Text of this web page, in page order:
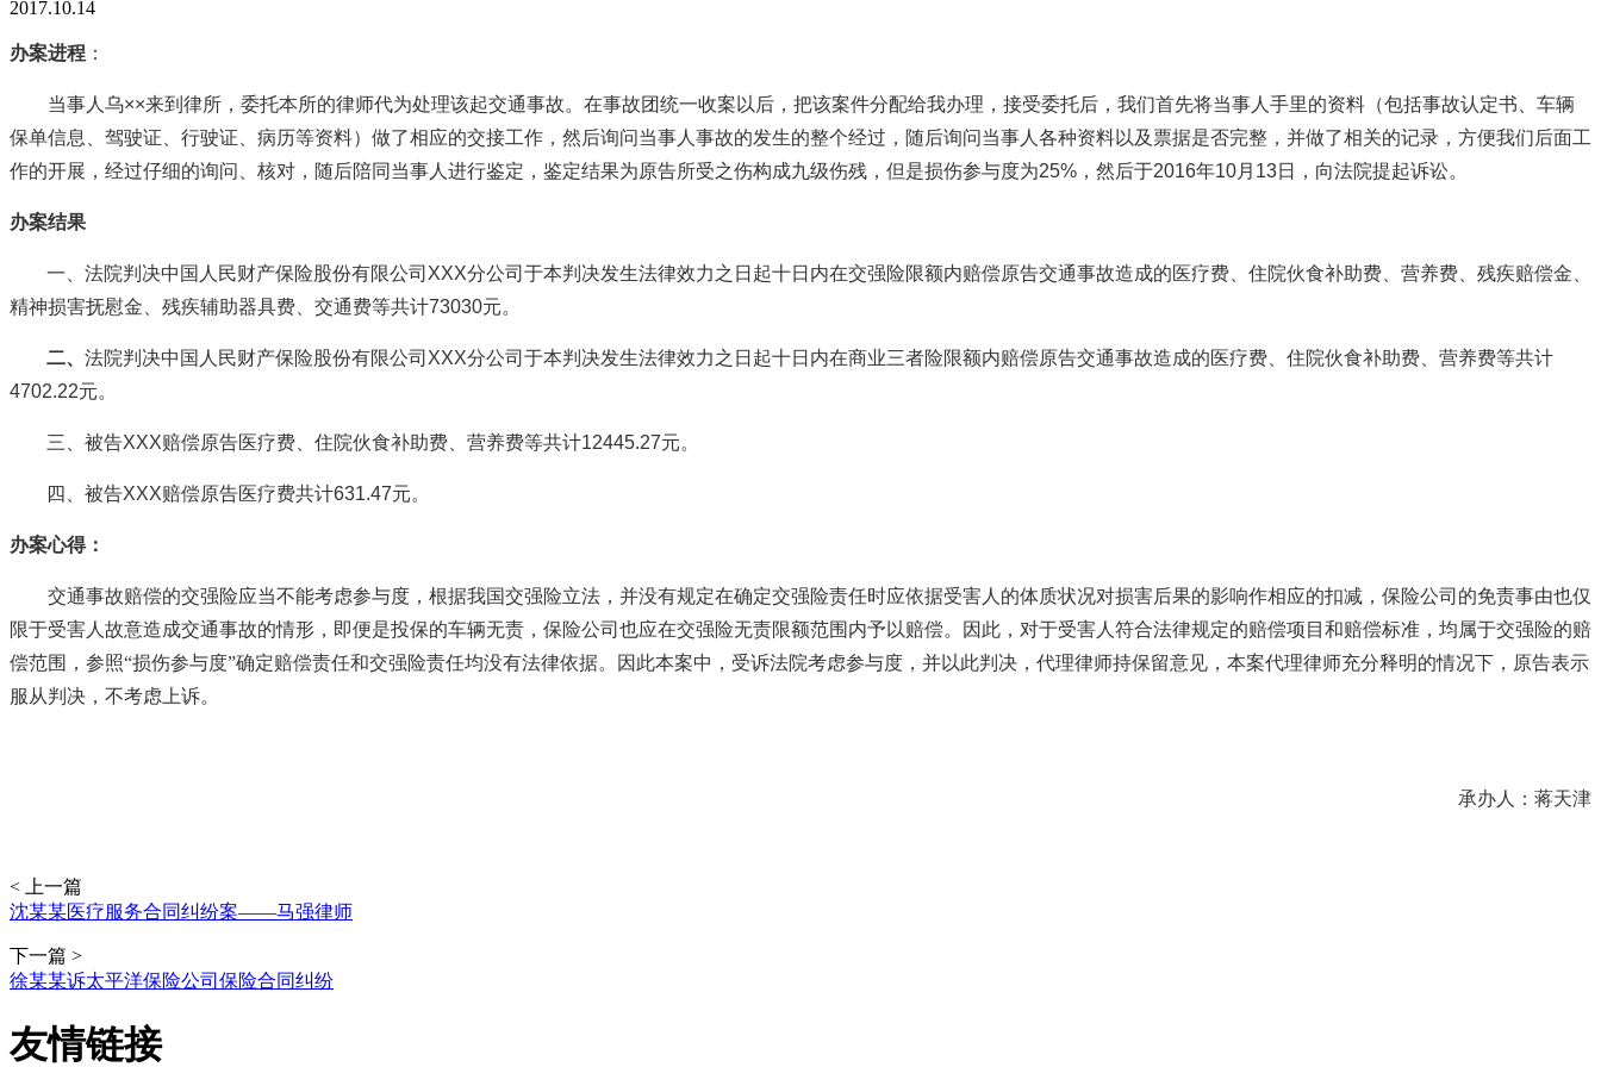
2017.10.14
办案进程 ：
当事人乌××来到律所，委托本所的律师代为处理该起交通事故。在事故团统一收案以后，把该案件分配给我办理，接受委托后，我们首先将当事人手里的资料（包括事故认定书、车辆
保单信息、驾驶证、行驶证、病历等资料）做了相应的交接工作，然后询问当事人事故的发生的整个经过，随后询问当事人各种资料以及票据是否完整，并做了相关的记录，方便我们后面工
作的开展，经过仔细的询问、核对，随后陪同当事人进行鉴定，鉴定结果为原告所受之伤构成九级伤残，但是损伤参与度为25%，然后于2016年10月13日，向法院提起诉讼。
办案结果
一、法院判决中国人民财产保险股份有限公司XXX分公司于本判决发生法律效力之日起十日内在交强险限额内赔偿原告交通事故造成的医疗费、住院伙食补助费、营养费、残疾赔偿金、
精神损害抚慰金、残疾辅助器具费、交通费等共计73030元。
二、 法院判决中国人民财产保险股份有限公司XXX分公司于本判决发生法律效力之日起十日内在商业三者险限额内赔偿原告交通事故造成的医疗费、住院伙食补助费、营养费等共计
4702.22元。
三、被告XXX赔偿原告医疗费、住院伙食补助费、营养费等共计12445.27元。
四、被告XXX赔偿原告医疗费共计631.47元。
办案心得：
交通事故赔偿的交强险应当不能考虑参与度，根据我国交强险立法，并没有规定在确定交强险责任时应依据受害人的体质状况对损害后果的影响作相应的扣减，保险公司的免责事由也仅
限于受害人故意造成交通事故的情形，即便是投保的车辆无责，保险公司也应在交强险无责限额范围内予以赔偿。因此，对于受害人符合法律规定的赔偿项目和赔偿标准，均属于交强险的赔
偿范围，参照“损伤参与度”确定赔偿责任和交强险责任均没有法律依据。因此本案中，受诉法院考虑参与度，并以此判决，代理律师持保留意见，本案代理律师充分释明的情况下，原告表示
服从判决，不考虑上诉。
承办人：蒋天津
< 上一篇
沈某某医疗服务合同纠纷案——马强律师
下一篇 >
徐某某诉太平洋保险公司保险合同纠纷
友情链接